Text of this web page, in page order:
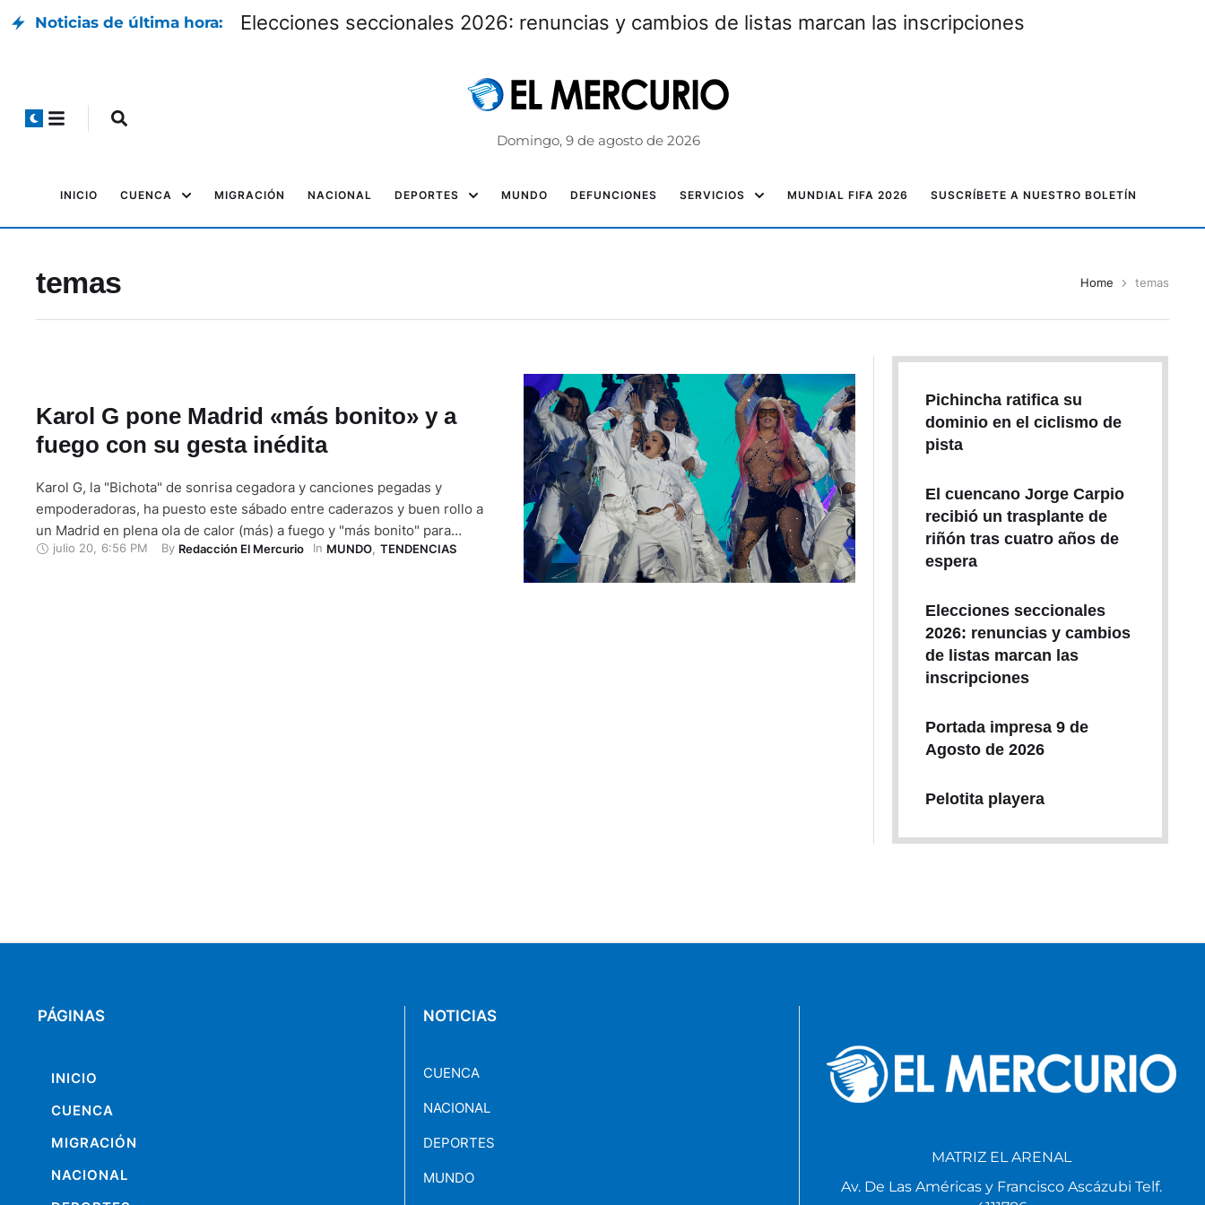
Noticias de última hora: Elecciones seccionales 2026: renuncias y cambios de listas marcan las inscripciones
Domingo, 9 de agosto de 2026
INICIO CUENCA MIGRACIÓN NACIONAL DEPORTES MUNDO DEFUNCIONES SERVICIOS MUNDIAL FIFA 2026 SUSCRÍBETE A NUESTRO BOLETÍN
temas Home temas
Karol G pone Madrid «más bonito» y a
fuego con su gesta inédita
Karol G, la "Bichota" de sonrisa cegadora y canciones pegadas y
empoderadoras, ha puesto este sábado entre caderazos y buen rollo a
un Madrid en plena ola de calor (más) a fuego y "más bonito" para
consumar la hazaña inédita de cuatro llenos en el estadio Santiago
julio 20 6:56 PM By Redacción El Mercurio In MUNDO, TENDENCIAS
Pichincha ratifica su
dominio en el ciclismo de
pista
El cuencano Jorge Carpio
recibió un trasplante de
riñón tras cuatro años de
espera
Elecciones seccionales
2026: renuncias y cambios
de listas marcan las
inscripciones
Portada impresa 9 de
Agosto de 2026
Pelotita playera
PÁGINAS
INICIO
CUENCA
MIGRACIÓN
NACIONAL
NOTICIAS
CUENCA
NACIONAL
DEPORTES
MUNDO
MATRIZ EL ARENAL
Av. De Las Américas y Francisco Ascázubi Telf.